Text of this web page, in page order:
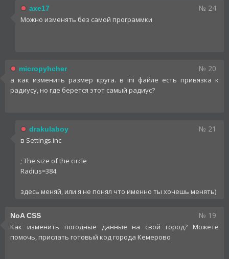
axe17 № 24
Можно изменять без самой программки
micropyhcher № 20
а как изменить размер круга. в ini файле есть привязка к
радиусу, но где берется этот самый радиус?
drakulaboy № 21
в Settings.inc
; The size of the circle
Radius=384
здесь меняй, или я не понял что именно ты хочешь менять)
NoA CSS № 19
Как изменить погодные данные на свой город? Можете
помочь, прислать готовый код города Кемерово